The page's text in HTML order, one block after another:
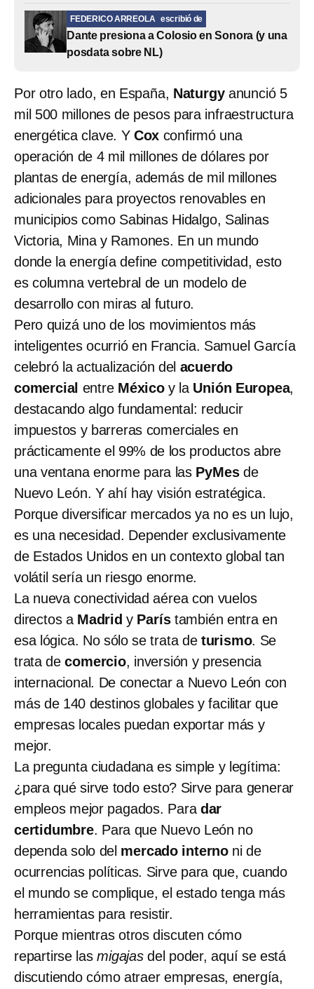
FEDERICO ARREOLA escribió de
Dante presiona a Colosio en Sonora (y una
posdata sobre NL)
Por otro lado, en España, Naturgyanunció 5
mil 500 millones de pesos para infraestructura
energética clave. Y Cox confirmó una
operación de 4 mil millones de dólares por
plantas de energía, además de mil millones
adicionales para proyectos renovables en
municipios como Sabinas Hidalgo, Salinas
Victoria, Mina y Ramones. En un mundo
donde la energía define competitividad, esto
es columna vertebral de un modelo de
desarrollo con miras al futuro.
Pero quizá uno de los movimientos más
inteligentes ocurrió en Francia. Samuel García
celebró la actualización del acuerdo
comercial entre Méxicoy la Unión Europea,
destacando algo fundamental: reducir
impuestos y barreras comerciales en
prácticamente el 99% de los productos abre
una ventana enorme para las PyMes de
Nuevo León. Y ahí hay visión estratégica.
Porque diversificar mercados ya no es un lujo,
es una necesidad. Depender exclusivamente
de Estados Unidos en un contexto global tan
volátil sería un riesgo enorme.
La nueva conectividad aérea con vuelos
directos a Madridy Parístambién entra en
esa lógica. No sólo se trata de turismo. Se
trata decomercio, inversión y presencia
internacional. De conectar a Nuevo León con
más de 140 destinos globales y facilitar que
empresas locales puedan exportar más y
mejor.
La pregunta ciudadana es simple y legítima:
¿para qué sirve todo esto? Sirve para generar
empleos mejor pagados. Para dar
certidumbre. Para que Nuevo León no
dependa solo del mercado interno ni de
ocurrencias políticas. Sirve para que, cuando
el mundo se complique, el estado tenga más
herramientas para resistir.
Porque mientras otros discuten cómo
repartirse lasmigajasdel poder, aquí se está
discutiendo cómo atraer empresas, energía,